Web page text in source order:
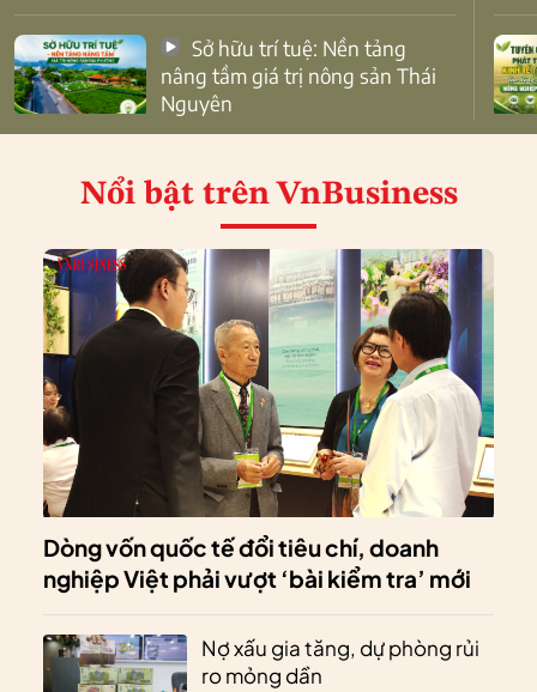
nâng tầm giá trị nông sản Thái
Nguyên
Nổi bật trên VnBusiness
Dòng vốn quốc tế đổi tiêu chí, doanh
nghiệp Việt phải vượt ‘bài kiểm tra’ mới
Nợ xấu gia tăng, dự phòng rủi
ro mỏng dần